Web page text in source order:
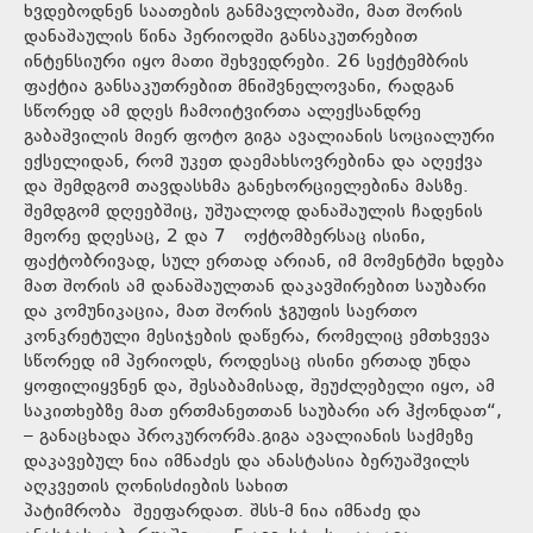
ხვდებოდნენ საათების განმავლობაში, მათ შორის
დანაშაულის წინა პერიოდში განსაკუთრებით
ინტენსიური იყო მათი შეხვედრები. 26 სექტემბრის
ფაქტია განსაკუთრებით მნიშვნელოვანი, რადგან
სწორედ ამ დღეს ჩამოიტვირთა ალექსანდრე
გაბაშვილის მიერ ფოტო გიგა ავალიანის სოციალური
ექსელიდან, რომ უკეთ დაემახსოვრებინა და აღექვა
და შემდგომ თავდასხმა განეხორციელებინა მასზე.
შემდგომ დღეებშიც, უშუალოდ დანაშაულის ჩადენის
მეორე დღესაც, 2 და 7 ოქტომბერსაც ისინი,
ფაქტობრივად, სულ ერთად არიან, იმ მომენტში ხდება
მათ შორის ამ დანაშაულთან დაკავშირებით საუბარი
და კომუნიკაცია, მათ შორის ჯგუფის საერთო
კონკრეტული მესიჯების დაწერა, რომელიც ემთხვევა
სწორედ იმ პერიოდს, როდესაც ისინი ერთად უნდა
ყოფილიყვნენ და, შესაბამისად, შეუძლებელი იყო, ამ
საკითხებზე მათ ერთმანეთთან საუბარი არ ჰქონდათ“,
– განაცხადა პროკურორმა.გიგა ავალიანის საქმეზე
დაკავებულ ნია იმნაძეს და ანასტასია ბერუაშვილს
აღკვეთის ღონისძიების სახით
პატიმრობა შეეფარდათ. შსს-მ ნია იმნაძე და